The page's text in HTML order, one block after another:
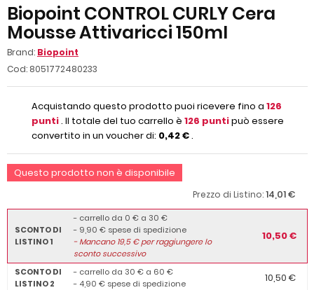
Biopoint CONTROL CURLY Cera
Mousse Attivaricci 150ml
Brand: Biopoint
Cod: 8051772480233
Acquistando questo prodotto puoi ricevere fino a 126
punti. Il totale del tuo carrello è 126 puntipuò essere
convertito in un voucher di: 0,42 €.
Questo prodotto non è disponibile
Prezzo di Listino:14,01 €
SCONTO DI
LISTINO 1
- carrello da 0 € a 30 €
- 9,90 € spese di spedizione
-Mancano19,5€ per raggiungere lo
sconto successivo
10,50 €
SCONTO DI
LISTINO 2
- carrello da 30 € a 60 €
- 4,90 € spese di spedizione
10,50 €